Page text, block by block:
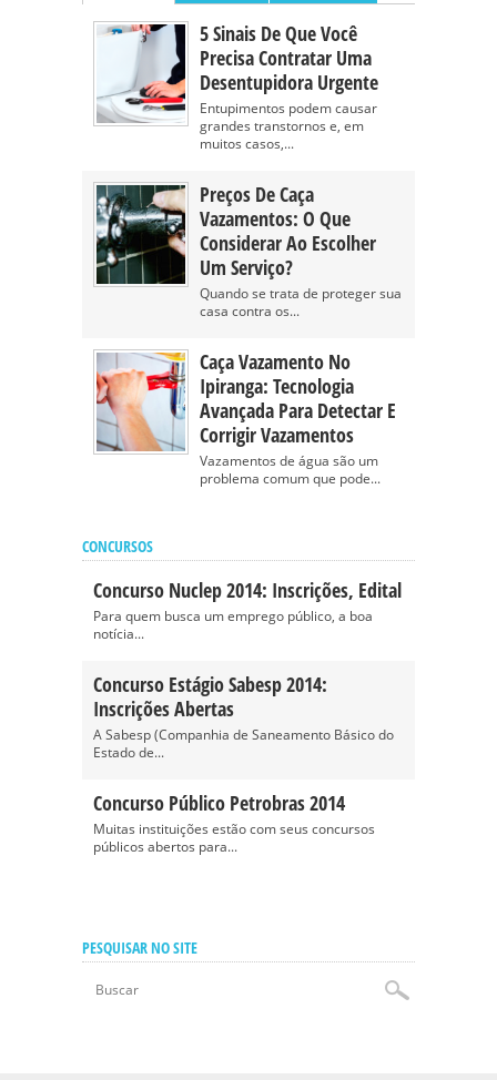
5 Sinais De Que Você
Precisa Contratar Uma
Desentupidora Urgente
Entupimentos podem causar
grandes transtornos e, em
muitos casos,...
Preços De Caça
Vazamentos: O Que
Considerar Ao Escolher
Um Serviço?
Quando se trata de proteger sua
casa contra os...
Caça Vazamento No
Ipiranga: Tecnologia
Avançada Para Detectar E
Corrigir Vazamentos
Vazamentos de água são um
problema comum que pode...
CONCURSOS
Concurso Nuclep 2014: Inscrições, Edital
Para quem busca um emprego público, a boa
notícia...
Concurso Estágio Sabesp 2014:
Inscrições Abertas
A Sabesp (Companhia de Saneamento Básico do
Estado de...
Concurso Público Petrobras 2014
Muitas instituições estão com seus concursos
públicos abertos para...
PESQUISAR NO SITE